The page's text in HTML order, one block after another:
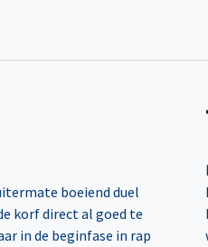
boeiend duel
korf direct al goed te
in de beginfase in rap